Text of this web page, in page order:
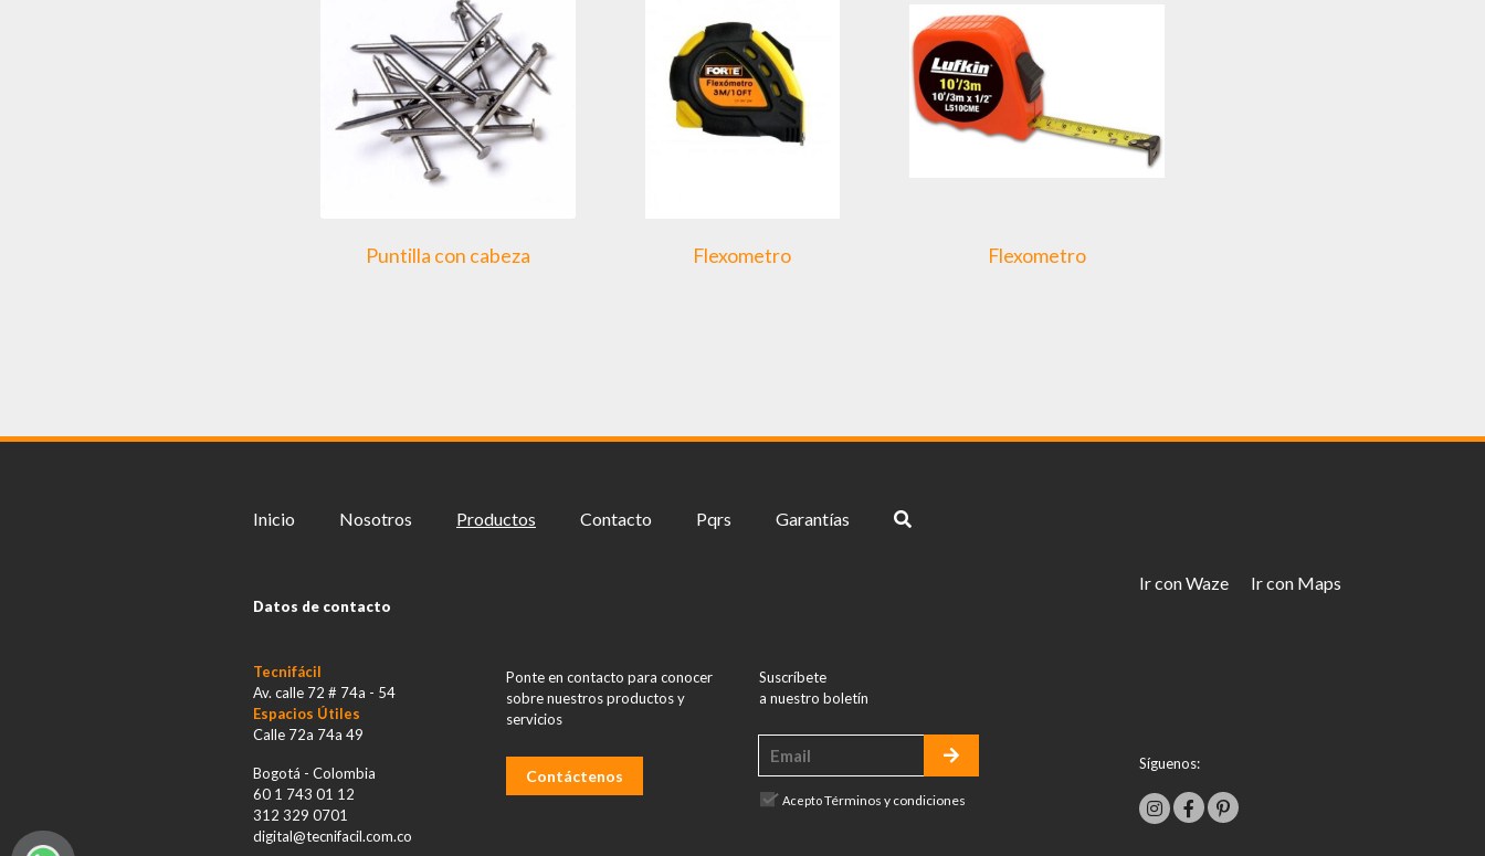
Puntilla con cabeza Flexometro Flexometro
Inicio Nosotros Productos Contacto Pqrs Garantías
Datos de contacto
Tecnifácil
Av. calle 72 # 74a - 54
Espacios Útiles
Calle 72a 74a 49
Bogotá - Colombia
60 1 743 01 12
312 329 0701
digital@tecnifacil.com.co
Ponte en contacto para conocer
sobre nuestros productos y
servicios
Contáctenos
Suscríbete
a nuestro boletín
AceptoTérminos y condiciones
Ir con Waze Ir con Maps
Síguenos: